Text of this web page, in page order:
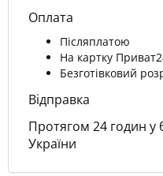
Оплата
Післяплатою
На картку
Безготівковий
Відправка
Протягом 24 годин у
України